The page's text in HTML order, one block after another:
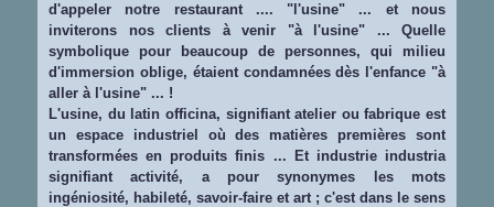
d'appeler notre restaurant .... "l'usine" ... et nous
inviterons nos clients à venir "à l'usine" ... Quelle
symbolique pour beaucoup de personnes, qui milieu
d'immersion oblige, étaient condamnées dès l'enfance "à
aller à l'usine" ... !
L'usine, du latin officina, signifiant atelier ou fabrique est
un espace industriel où des matières premières sont
transformées en produits finis ... Et industrie industria
signifiant activité, a pour synonymes les mots
ingéniosité, habileté, savoir-faire et art ; c'est dans le sens